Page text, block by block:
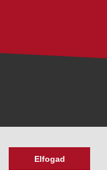
Elfogad